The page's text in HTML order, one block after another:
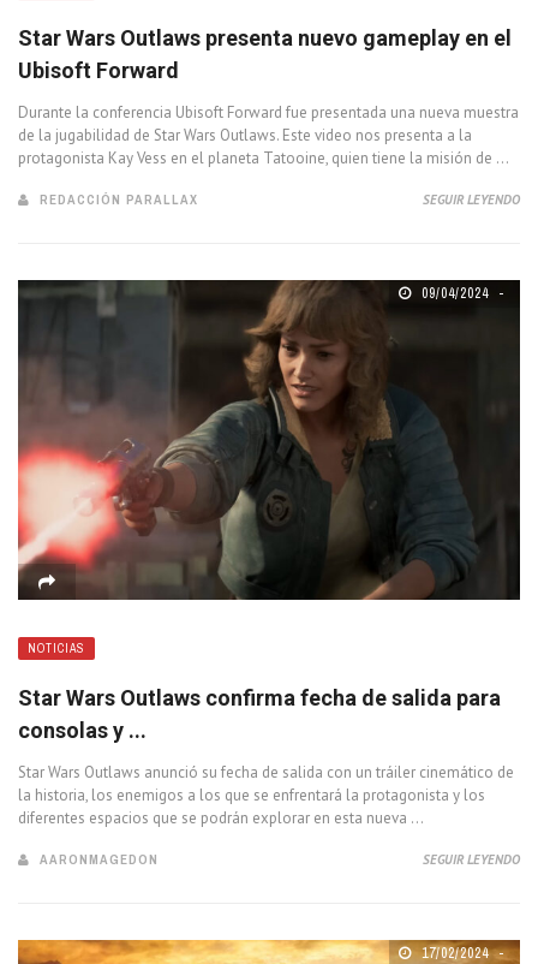
Star Wars Outlaws presenta nuevo gameplay en el
Ubisoft Forward
Durante la conferencia Ubisoft Forward fue presentada una nueva muestra
de la jugabilidad de Star Wars Outlaws. Este video nos presenta a la
protagonista Kay Vess en el planeta Tatooine, quien tiene la misión de ...
REDACCIÓN PARALLAX SEGUIR LEYENDO
09/04/2024
NOTICIAS
Star Wars Outlaws confirma fecha de salida para
consolas y ...
Star Wars Outlaws anunció su fecha de salida con un tráiler cinemático de
la historia, los enemigos a los que se enfrentará la protagonista y los
diferentes espacios que se podrán explorar en esta nueva ...
AARONMAGEDON SEGUIR LEYENDO
17/02/2024